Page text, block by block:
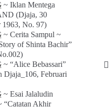
~ Iklan Mentega
(Djaja, 30
1963, No. 97)
~ Cerita Sampul ~
of Shinta Bachir”
~ “Alice Bebassari”
Djaja_106, Februari
~ Esai Jalaludin
“Catatan Akhir